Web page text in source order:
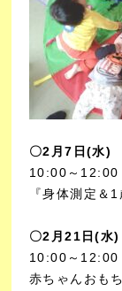
〇2 月7日(水)
10:00～12:00
『身体測定＆
〇2 月21日(水)
10:00～12:00
赤ちゃんおも